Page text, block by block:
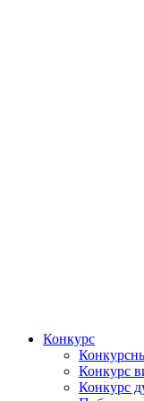
Конкурс
Конкурс
Конкурс